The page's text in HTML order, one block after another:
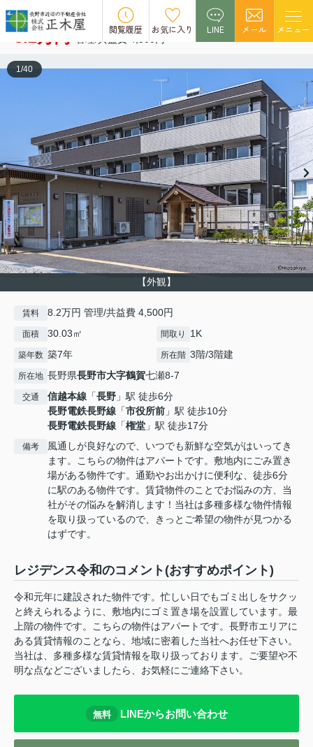
閲覧履歴 お気に入り LINE メール メニュー
レジデンス令和 空室1
8.2万円
【外観】
1/40
賃料 8.2万円 管理/共益費 4,500円
面積 30.03㎡ 間取り 1K
築年数 築7年 所在階 3階/3階建
所在地 長野県長野市大字鶴賀七瀬8-7
交通 信越本線 「長野 」駅 徒歩6分
長野電鉄長野線 「市役所前 」駅 徒歩10分
長野電鉄長野線 「権堂 」駅 徒歩17分
備考
風通しが良好なので、いつでも新鮮な空気がはいってき
ます。こちらの物件はアパートです。敷地内にごみ置き
場がある物件です。通勤やお出かけに便利な、徒歩6分
に駅のある物件です。賃貸物件のことでお悩みの方、当
社がその悩みを解消します！当社は多種多様な物件情報
を取り扱っているので、きっとご希望の物件が見つかる
はずです。
レジデンス令和のコメント(おすすめポイント)
令和元年に建設された物件です。忙しい日でもゴミ出しをサクッ
と終えられるように、敷地内にゴミ置き場を設置しています。最
上階の物件です。こちらの物件はアパートです。長野市エリアに
ある賃貸情報のことなら、地域に密着した当社へお任せ下さい。
当社は、多種多様な賃貸情報を取り扱っております。ご要望や不
明な点などございましたら、お気軽にご連絡下さい。
無料 LINEからお問い合わせ